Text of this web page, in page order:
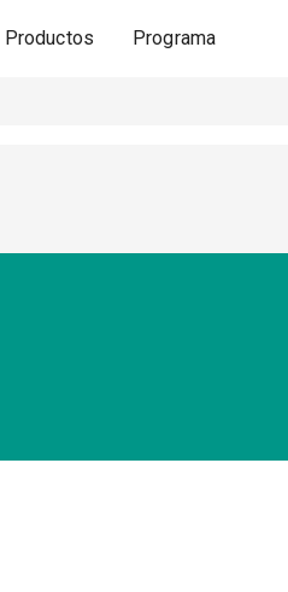
Productos Programa